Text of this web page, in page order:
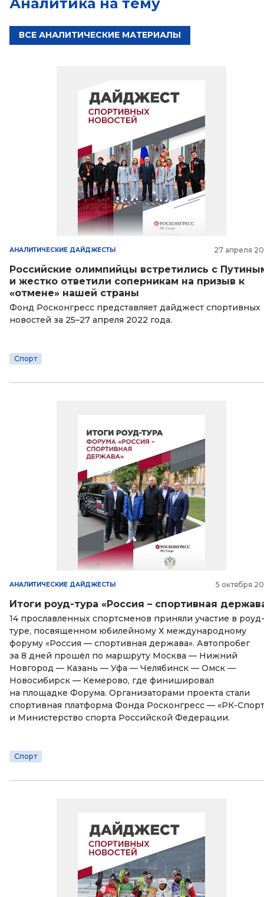
ВСЕ АНАЛИТИЧЕСКИЕ МАТЕРИАЛЫ
АНАЛИТИЧЕСКИЕ ДАЙДЖЕСТЫ 27 апреля
Российские олимпийцы встретились с
и жестко ответили соперникам на призыв к
«отмене» нашей страны
Фонд Росконгресс представляет дайджест спортивных
новостей за 25–27 апреля 2022 года.
Спорт
АНАЛИТИЧЕСКИЕ ДАЙДЖЕСТЫ 5 октября
Итоги роуд-тура «Россия – спортивная
14 прославленных спортсменов приняли участие в роуд-
туре, посвященном юбилейному Х международному
форуму «Россия — спортивная держава». Автопробег
за 8 дней прошёл по маршруту Москва — Нижний
Новгород — Казань — Уфа — Челябинск — Омск —
Новосибирск — Кемерово, где финишировал
на площадке Форума. Организаторами проекта стали
спортивная платформа Фонда Росконгресс — «РК-
и Министерство спорта Российской Федерации.
Спорт